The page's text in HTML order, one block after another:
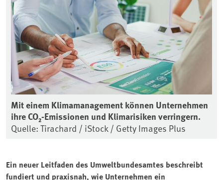
Mit einem Klimamanagement können Unternehmen
ihre CO₂-Emissionen und Klimarisiken verringern.
Quelle: Tirachard / iStock / Getty Images Plus
Ein neuer Leitfaden des Umweltbundesamtes beschreibt
fundiert und praxisnah, wie Unternehmen ein